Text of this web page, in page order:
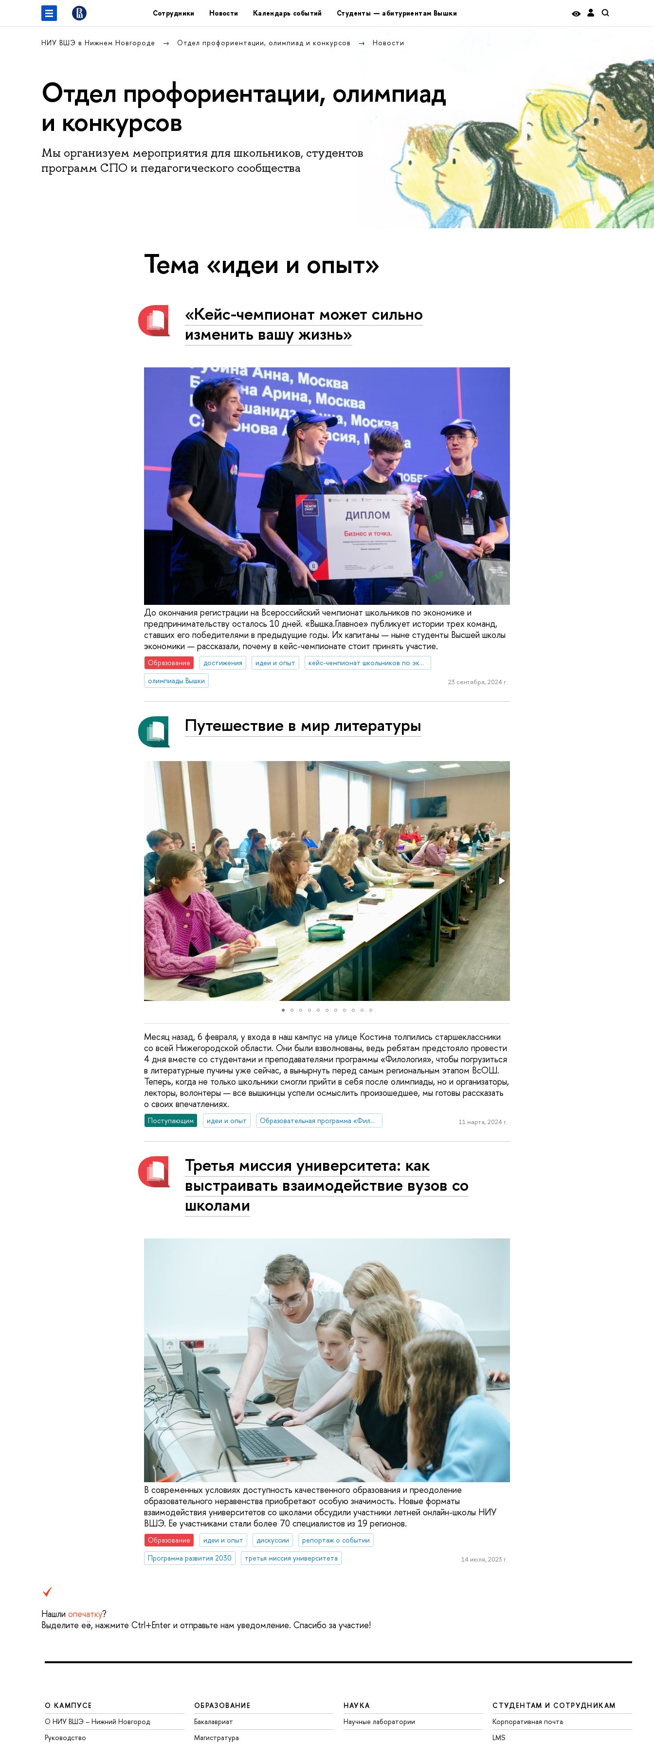
Сотрудники Новости Календарь событий Студенты — абитуриентам Вышки
НИУ ВШЭ в Нижнем Новгороде Отдел профориентации, олимпиад и конкурсов Новости
Отдел профориентации, олимпиад
и конкурсов
Мы организуем мероприятия для школьников, студентов
программ СПО и педагогического сообщества
Тема «идеи и опыт»
«Кейс-чемпионат может сильно
изменить вашу жизнь»
До окончания регистрации на Всероссийский чемпионат школьников по экономике и
предпринимательству осталось 10 дней. «Вышка.Главное» публикует истории трех команд,
ставших его победителями в предыдущие годы. Их капитаны — ныне студенты Высшей школы
экономики — рассказали, почему в кейс-чемпионате стоит принять участие.
Образование достижения идеи и опыт
кейс-чемпионат школьников по экономике и предпринимательству
олимпиады Вышки
23 сентября, 2024 г.
Путешествие в мир литературы
Месяц назад, 6 февраля, у входа в наш кампус на улице Костина толпились старшеклассники
со всей Нижегородской области. Они были взволнованы, ведь ребятам предстояло провести
4 дня вместе со студентами и преподавателями программы «Филология», чтобы погрузиться
в литературные пучины уже сейчас, а вынырнуть перед самым региональным этапом ВсОШ.
Теперь, когда не только школьники смогли прийти в себя после олимпиады, но и организаторы,
лекторы, волонтеры — все вышкинцы успели осмыслить произошедшее, мы готовы рассказать
о своих впечатлениях.
Поступающим идеи и опыт Образовательная программа «Филология» 11 марта, 2024 г.
Третья миссия университета: как
выстраивать взаимодействие вузов со
школами
В современных условиях доступность качественного образования и преодоление
образовательного неравенства приобретают особую значимость. Новые форматы
взаимодействия университетов со школами обсудили участники летней онлайн-школы НИУ
ВШЭ. Ее участниками стали более 70 специалистов из 19 регионов.
Образование идеи и опыт дискуссии
репортаж о событии
Программа развития 2030
третья миссия университета 14 июля, 2023 г.
Нашли опечатку?
Выделите её, нажмите Ctrl+Enter и отправьте нам уведомление. Спасибо за участие!
О КАМПУСЕ
О НИУ ВШЭ – Нижний Новгород
Руководство
ОБРАЗОВАНИЕ
Бакалавриат
Магистратура
НАУКА
Научные лаборатории
СТУДЕНТАМ И СОТРУДНИКАМ
Корпоративная почта
LMS